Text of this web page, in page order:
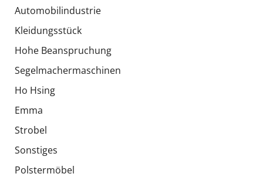
Automobilindustrie
Kleidungsstück
Hohe Beanspruchung
Segelmachermaschinen
Ho Hsing
Emma
Strobel
Sonstiges
Polstermöbel